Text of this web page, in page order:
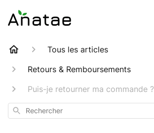
Tous les articles
Retours & Remboursements
Puis-je retourner ma commande ?
Rechercher